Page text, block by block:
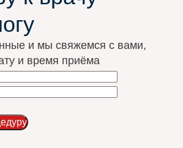
и мы свяжемся с вами,
и время приёма